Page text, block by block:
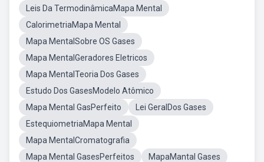
Leis Da TermodinâmicaMapa Mental
CalorimetriaMapa Mental
Mapa MentalSobre OS Gases
Mapa MentalGeradores Eletricos
Mapa MentalTeoria Dos Gases
Estudo Dos GasesModelo Atômico
Mapa Mental GasPerfeito
Lei GeralDos Gases
EstequiometriaMapa Mental
Mapa MentalCromatografia
Mapa Mental GasesPerfeitos
MapaMantal Gases